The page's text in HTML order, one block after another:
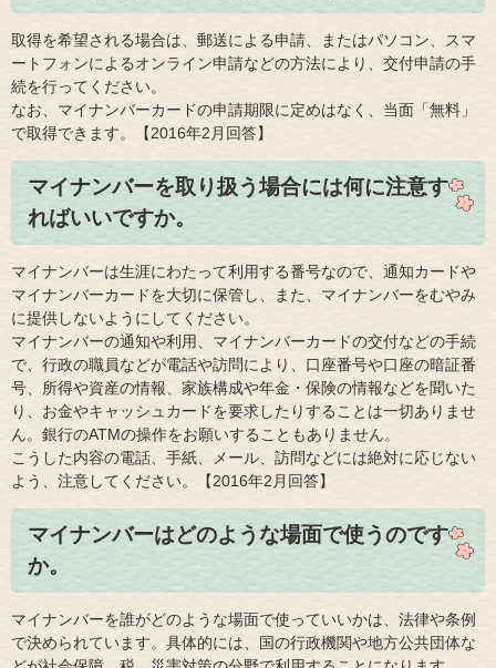
取得を希望される場合は、郵送による申請、またはパソコン、スマ
ートフォンによるオンライン申請などの方法により、交付申請の手
続を行ってください。
なお、マイナンバーカードの申請期限に定めはなく、当面「無料」
で取得できます。【2016年2月回答】
マイナンバーを取り扱う場合には何に注意す
ればいいですか。
マイナンバーは生涯にわたって利用する番号なので、通知カードや
マイナンバーカードを大切に保管し、また、マイナンバーをむやみ
に提供しないようにしてください。
マイナンバーの通知や利用、マイナンバーカードの交付などの手続
で、行政の職員などが電話や訪問により、口座番号や口座の暗証番
号、所得や資産の情報、家族構成や年金・保険の情報などを聞いた
り、お金やキャッシュカードを要求したりすることは一切ありませ
ん。銀行のATMの操作をお願いすることもありません。
こうした内容の電話、手紙、メール、訪問などには絶対に応じない
よう、注意してください。【2016年2月回答】
マイナンバーはどのような場面で使うのです
か。
マイナンバーを誰がどのような場面で使っていいかは、法律や条例
で決められています。具体的には、国の行政機関や地方公共団体な